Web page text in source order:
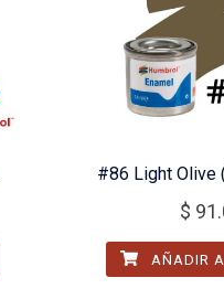
#86 Light Olive
$
AÑADIR